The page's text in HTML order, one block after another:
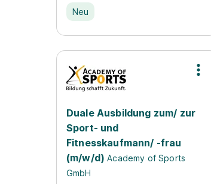
Neu
Duale Ausbildung zum/ zur
Sport- und
Fitnesskaufmann/ -frau
(m/w/d) Academy of Sports
GmbH